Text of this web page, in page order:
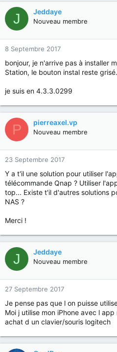
J Jeddaye
Nouveau membre
8 Septembre 2017
bonjour, je n'arrive pas à installer
Station, le bouton instal reste grisé.
je suis en 4.3.3.0299
P pierreaxel.vp
Nouveau membre
23 Septembre 2017
Y a t'il une solution pour utiliser
télécommande Qnap ? Utiliser
top... Existe t'il d'autres solutions
NAS ?
Merci !
J Jeddaye
Nouveau membre
27 Septembre 2017
Je pense pas que l on puisse
Moi j utilise mon iPhone avec l
achat d un clavier/souris logitech